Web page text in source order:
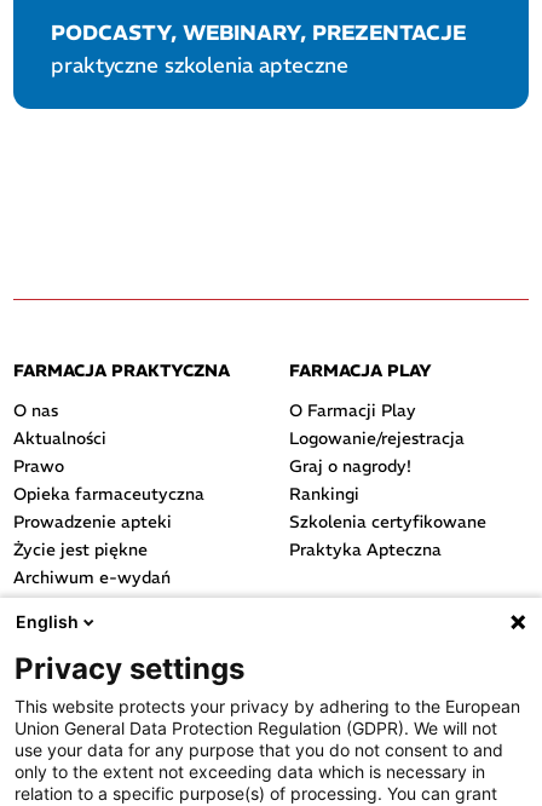
PODCASTY, WEBINARY, PREZENTACJE
praktyczne szkolenia apteczne
FARMACJA PRAKTYCZNA
O nas
Aktualności
Prawo
Opieka farmaceutyczna
Prowadzenie apteki
Życie jest piękne
Archiwum e-wydań
Przydatne linki
FARMACJA PLAY
O Farmacji Play
Logowanie/rejestracja
Graj o nagrody!
Rankingi
Szkolenia certyfikowane
Praktyka Apteczna
OGÓLNE
Polityka prywatności
Regulamin serwisu
Regulamin konkursu
English
Privacy settings
This website protects your privacy by adhering to the European
Union General Data Protection Regulation (GDPR). We will not
use your data for any purpose that you do not consent to and
only to the extent not exceeding data which is necessary in
relation to a specific purpose(s) of processing. You can grant